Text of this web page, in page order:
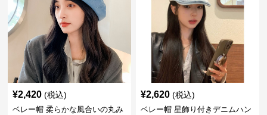
¥2,420 (税込)
ベレー帽 柔らかな風合いの丸み
¥2,620 (税込)
ベレー帽 星飾り付きデニムハン